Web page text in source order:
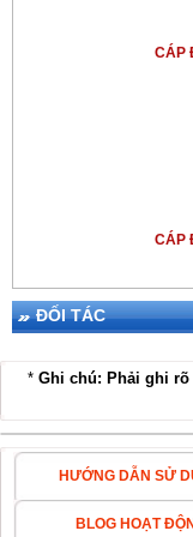
giảm điện trở đất =>>
CÁP
CÁP
THIẾT BỊ
ĐỐI TÁC
* Ghi chú: Phải ghi rõ
HƯỚNG DẪN SỬ
BLOG HOẠT